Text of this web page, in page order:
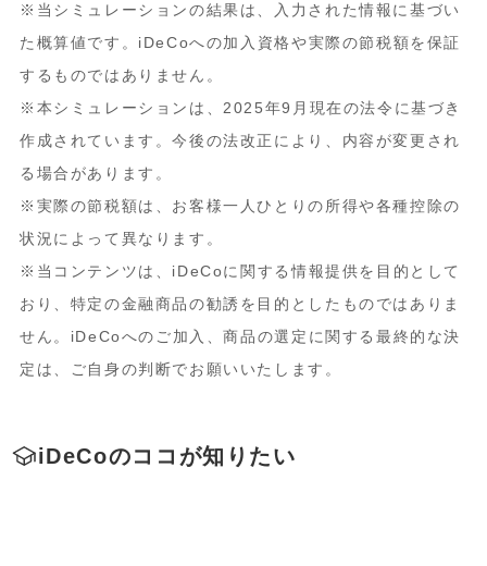
※当シミュレーションの結果は、入力された情報に基づい
た概算値です。iDeCoへの加入資格や実際の節税額を保証
するものではありません。
※本シミュレーションは、2025年9月現在の法令に基づき
作成されています。今後の法改正により、内容が変更され
る場合があります。
※実際の節税額は、お客様一人ひとりの所得や各種控除の
状況によって異なります。
※当コンテンツは、iDeCoに関する情報提供を目的として
おり、特定の金融商品の勧誘を目的としたものではありま
せん。iDeCoへのご加入、商品の選定に関する最終的な決
定は、ご自身の判断でお願いいたします。
iDeCoのココが知りたい